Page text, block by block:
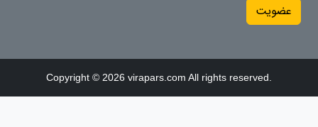
عضویت
Copyright © 2026 virapars.com All rights reserved.